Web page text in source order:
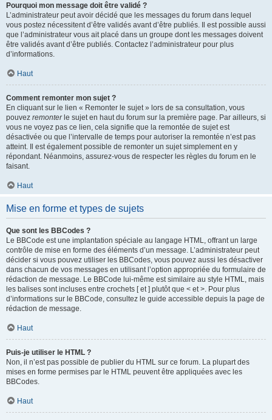
Pourquoi mon message doit être validé ?
L’administrateur peut avoir décidé que les messages du forum dans lequel
vous postez nécessitent d’être validés avant d’être publiés. Il est possible aussi
que l’administrateur vous ait placé dans un groupe dont les messages doivent
être validés avant d’être publiés. Contactez l’administrateur pour plus
d’informations.
Haut
Comment remonter mon sujet ?
En cliquant sur le lien « Remonter le sujet » lors de sa consultation, vous
pouvez remonterle sujet en haut du forum sur la première page. Par ailleurs, si
vous ne voyez pas ce lien, cela signifie que la remontée de sujet est
désactivée ou que l’intervalle de temps pour autoriser la remontée n’est pas
atteint. Il est également possible de remonter un sujet simplement en y
répondant. Néanmoins, assurez-vous de respecter les règles du forum en le
faisant.
Haut
Mise en forme et types de sujets
Que sont les BBCodes ?
Le BBCode est une implantation spéciale au langage HTML, offrant un large
contrôle de mise en forme des éléments d’un message. L’administrateur peut
décider si vous pouvez utiliser les BBCodes, vous pouvez aussi les désactiver
dans chacun de vos messages en utilisant l’option appropriée du formulaire de
rédaction de message. Le BBCode lui-même est similaire au style HTML, mais
les balises sont incluses entre crochets [ et ] plutôt que < et >. Pour plus
d’informations sur le BBCode, consultez le guide accessible depuis la page de
rédaction de message.
Haut
Puis-je utiliser le HTML ?
Non, il n’est pas possible de publier du HTML sur ce forum. La plupart des
mises en forme permises par le HTML peuvent être appliquées avec les
BBCodes.
Haut